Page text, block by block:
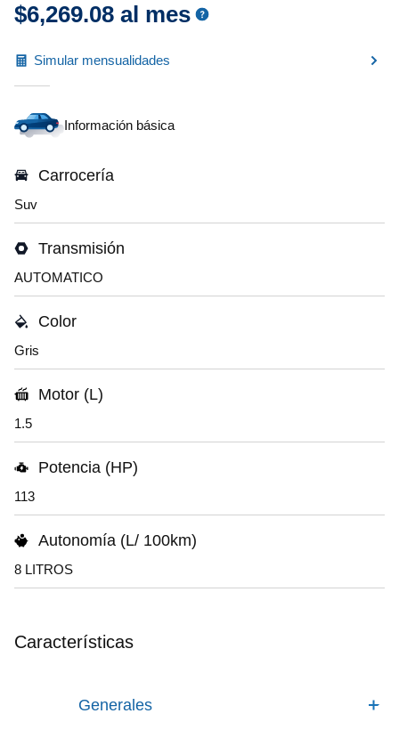
$6,269.08 al mes
Simular mensualidades
Información básica
Carrocería
Suv
Transmisión
AUTOMATICO
Color
Gris
Motor (L)
1.5
Potencia (HP)
113
Autonomía (L/ 100km)
8 LITROS
Características
Generales